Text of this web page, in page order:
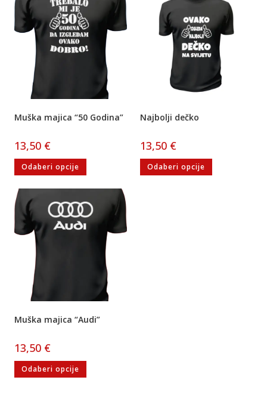
Muška majica “50 Godina”
13,50 €
Odaberi opcije
Najbolji dečko
13,50 €
Odaberi opcije
Muška majica “Audi”
13,50 €
Odaberi opcije